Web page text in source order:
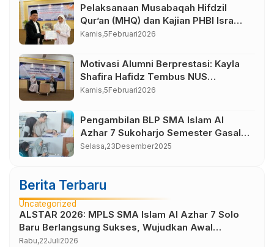
Pelaksanaan Musabaqah Hifdzil
Qur’an (MHQ) dan Kajian PHBI Isra
Mi’raj SMA Islam Al Azhar 7
Kamis,5Februari2026
Motivasi Alumni Berprestasi: Kayla
Shafira Hafidz Tembus NUS
Singapura
Kamis,5Februari2026
Pengambilan BLP SMA Islam Al
Azhar 7 Sukoharjo Semester Gasal
Tahun Pelajaran 2025-2026
Selasa,23Desember2025
Berita Terbaru
Uncategorized
ALSTAR 2026: MPLS SMA Islam Al Azhar 7 Solo
Baru Berlangsung Sukses, Wujudkan Awal
Perjalanan Peserta Didik yang Berkarakter
Rabu,22Juli2026